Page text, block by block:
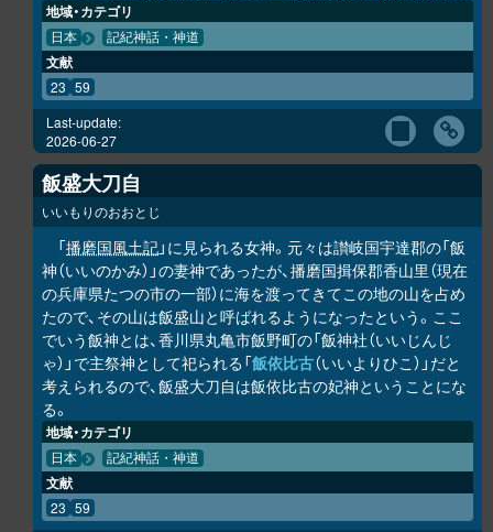
地域・カテゴリ
日本 記紀神話・神道
文献
23 59
Last-update:
2026-06-27
飯盛大刀自
いいもりのおおとじ
「播磨国風土記」に見られる女神。元々は讃岐国宇達郡の「飯
神（いいのかみ）」の妻神であったが、播磨国揖保郡香山里（現在
の兵庫県たつの市の一部）に海を渡ってきてこの地の山を占め
たので、その山は飯盛山と呼ばれるようになったという。ここ
でいう飯神とは、香川県丸亀市飯野町の「飯神社（いいじんじ
ゃ）」で主祭神として祀られる「飯依比古（いいよりひこ）」だと
考えられるので、飯盛大刀自は飯依比古の妃神ということにな
る。
地域・カテゴリ
日本 記紀神話・神道
文献
23 59